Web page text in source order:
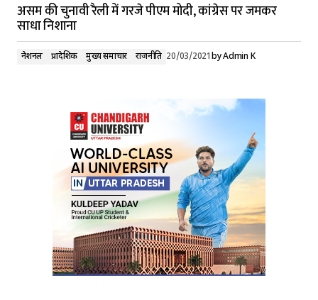
असम की चुनावी रैली में गरजे पीएम मोदी, कांग्रेस पर जमकर
साधा निशाना
नेशनल प्रादेशिक मुख्य समाचार राजनीति 20/03/2021byAdmin K